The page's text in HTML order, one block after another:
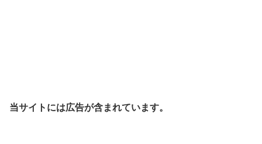
当サイトには広告が含まれています。